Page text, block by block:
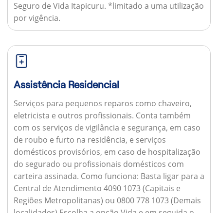
Seguro de Vida Itapicuru. *limitado a uma utilização
por vigência.
Assistência Residencial
Serviços para pequenos reparos como chaveiro,
eletricista e outros profissionais. Conta também
com os serviços de vigilância e segurança, em caso
de roubo e furto na residência, e serviços
domésticos provisórios, em caso de hospitalização
do segurado ou profissionais domésticos com
carteira assinada. Como funciona: Basta ligar para a
Central de Atendimento 4090 1073 (Capitais e
Regiões Metropolitanas) ou 0800 778 1073 (Demais